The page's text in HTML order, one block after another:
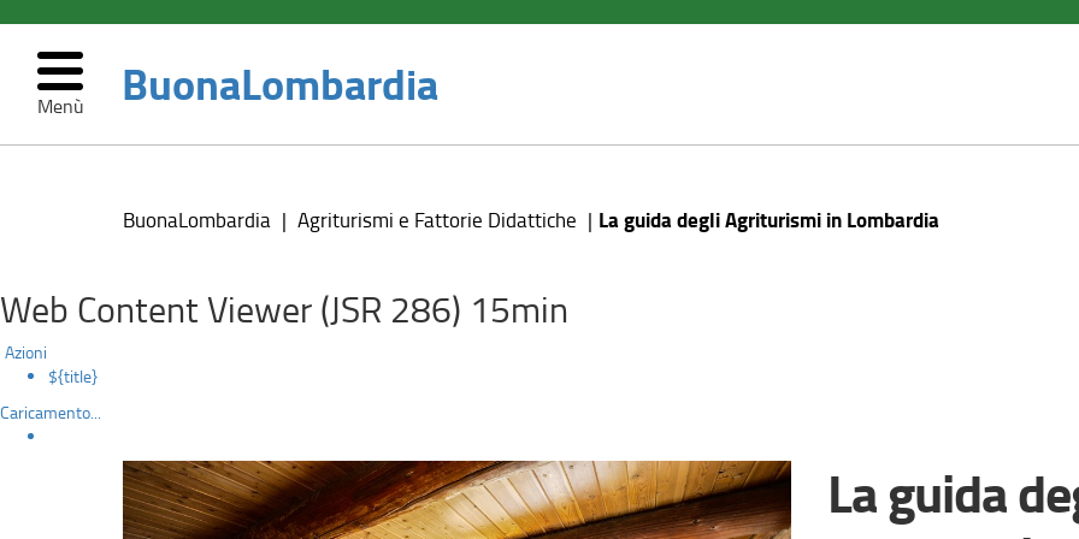
Agriturismi
in
Lombardia
Menù BuonaLombardia
BuonaLombardia Agriturismi e Fattorie Didattiche La guida degli Agriturismi in Lombardia
Web Content Viewer (JSR 286) 15min
Azioni
${title}
Caricamento...
La guida